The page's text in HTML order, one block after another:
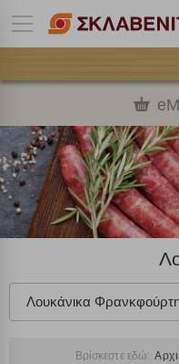
Λουκάνικα
Βρίσκεστε εδώ: